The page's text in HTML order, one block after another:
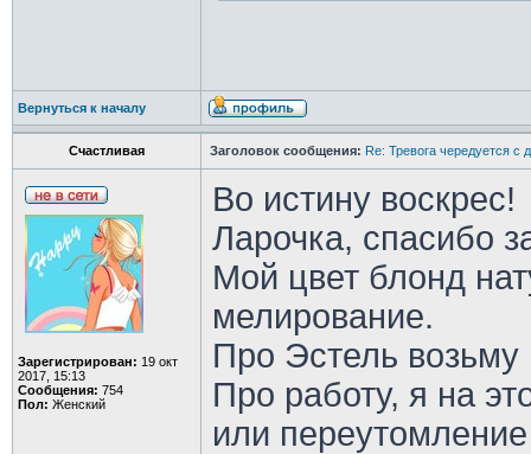
Вернуться к началу
Счастливая Заголовок сообщения: Re: Тревога чередуется с
Зарегистрирован: 19 окт
2017, 15:13
Сообщения: 754
Пол: Женский
Во истину воскрес!
Ларочка, спасибо
Мой цвет блонд
мелирование.
Про Эстель возьму
Про работу, я на
или